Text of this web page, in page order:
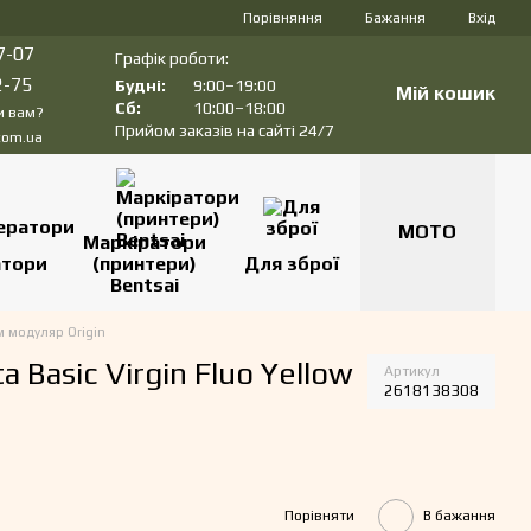
Порівняння Бажання Вхід
07
75
вам?
Графік роботи:
Будні:
9:00–19:00
Сб:
10:00–18:00
Прийом заказів на сайті 24/7
Мій кошик
Маркіратори
(принтери)
Bentsai
Для зброї
МОТО
Origin
Basic Virgin Fluo Yellow Артикул
2618138308
Порівняти В бажання